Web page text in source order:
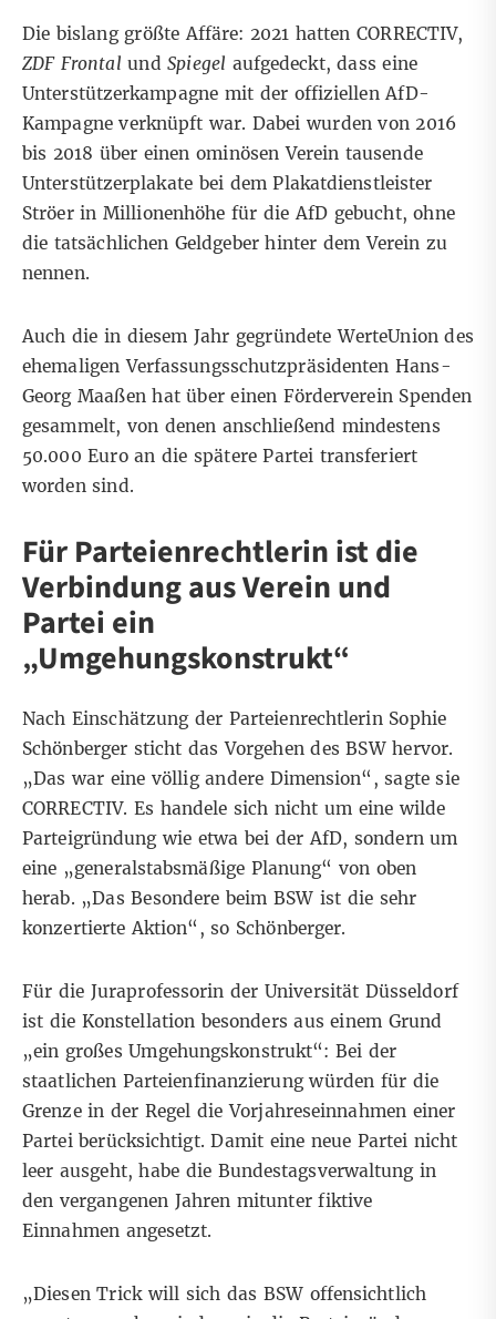
Die bislang größte Affäre: 2021 hatten CORRECTIV,
ZDF Frontal undSpiegel aufgedeckt, dass eine
Unterstützerkampagne mit der offiziellen AfD-
Kampagne verknüpft war. Dabei wurden von 2016
bis 2018 über einen ominösen Verein tausende
Unterstützerplakate bei dem Plakatdienstleister
Ströer in Millionenhöhe für die AfD gebucht, ohne
die tatsächlichen Geldgeber hinter dem Verein zu
nennen.
Auch die in diesem Jahr gegründeteWerteUniondes
ehemaligen Verfassungsschutzpräsidenten Hans-
Georg Maaßen hat über einen Förderverein Spenden
gesammelt, von denen anschließend mindestens
50.000 Euro an die spätere Partei transferiert
worden sind.
Für Parteienrechtlerin ist die
Verbindung aus Verein und
Partei ein
„Umgehungskonstrukt“
Nach Einschätzung der Parteienrechtlerin Sophie
Schönberger sticht das Vorgehen des BSW hervor.
„Das war eine völlig andere Dimension“, sagte sie
CORRECTIV. Es handele sich nicht um eine wilde
Parteigründung wie etwa bei der AfD, sondern um
eine „generalstabsmäßige Planung“ von oben
herab. „Das Besondere beim BSW ist die sehr
konzertierte Aktion“, so Schönberger.
Für die Juraprofessorin der Universität Düsseldorf
ist die Konstellation besonders aus einem Grund
„ein großes Umgehungskonstrukt“: Bei der
staatlichen Parteienfinanzierung würden für die
Grenze in der Regel die Vorjahreseinnahmen einer
Partei berücksichtigt. Damit eine neue Partei nicht
leer ausgeht, habe die Bundestagsverwaltung in
den vergangenen Jahren mitunter fiktive
Einnahmen angesetzt.
„Diesen Trick will sich das BSW offensichtlich